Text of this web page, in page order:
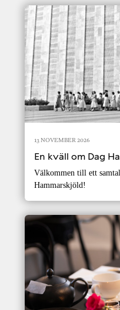
13 NOVEMBER 2026
En kväll om Dag
Välkommen till ett
Hammarskjöld!